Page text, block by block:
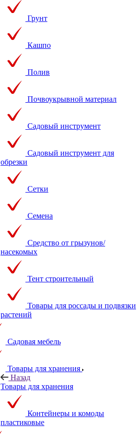
Грунт
Кашпо
Полив
Почвоукрывной материал
Садовый инструмент
Садовый инструмент для
обрезки
Сетки
Семена
Средство от грызунов/
насекомых
Тент строительный
Товары для россады и подвязки
растений
Садовая мебель
Товары для хранения
Назад
Товары для хранения
Контейнеры и комоды
пластиковые